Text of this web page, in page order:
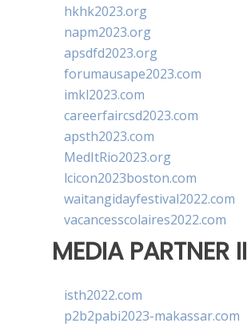
hkhk2023.org
napm2023.org
apsdfd2023.org
forumausape2023.com
imkl2023.com
careerfaircsd2023.com
apsth2023.com
MedItRio2023.org
lcicon2023boston.com
waitangidayfestival2022.com
vacancesscolaires2022.com
MEDIA PARTNER II
isth2022.com
p2b2pabi2023-makassar.com